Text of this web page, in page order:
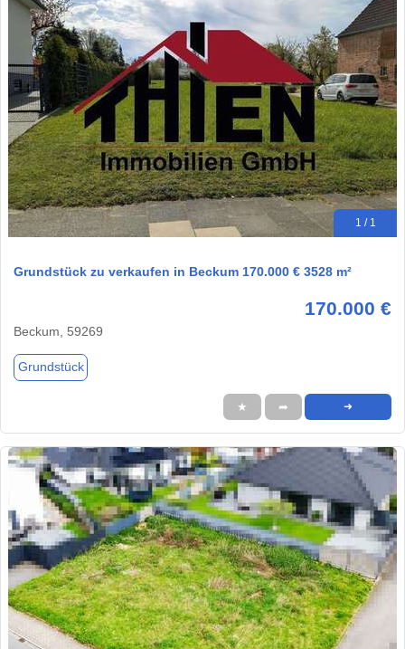
1 / 1
Grundstück zu verkaufen in Beckum 170.000 € 3528 m²
170.000 €
Beckum, 59269
Grundstück
★ ➦ ➜